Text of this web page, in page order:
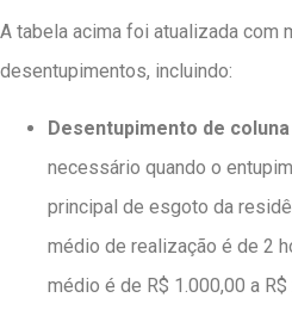
A tabela acima foi atualizada com
desentupimentos, incluindo:
Desentupimento de
necessário quando o
principal de esgoto da
médio de realização é de 2
médio é de R$ 1.000,00 a R$